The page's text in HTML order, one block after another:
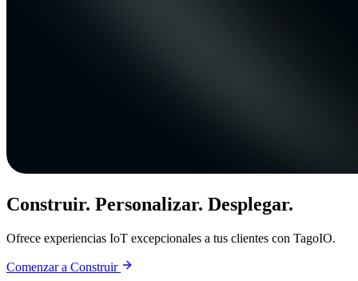
Construir. Personalizar. Desplegar.
Ofrece experiencias IoT excepcionales a tus clientes con TagoIO.
Comenzar a Construir